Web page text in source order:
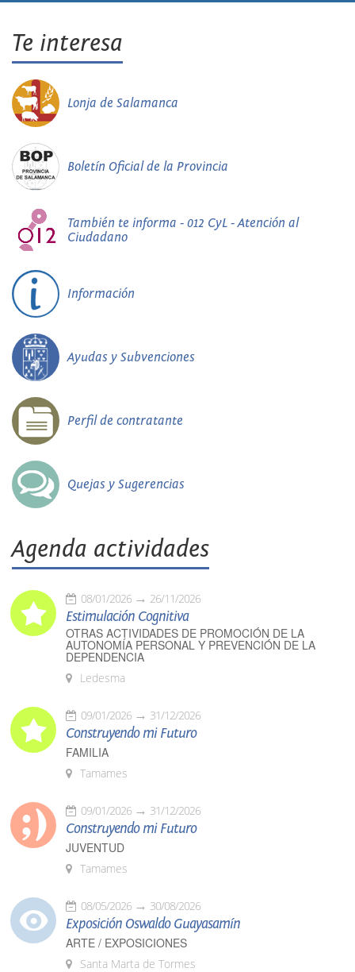
Te interesa
Lonja de Salamanca
Boletín Oficial de la Provincia
También te informa - 012 CyL - Atención al
Ciudadano
Información
Ayudas y Subvenciones
Perfil de contratante
Quejas y Sugerencias
Agenda actividades
08/01/2026 26/11/2026
Estimulación Cognitiva
OTRAS ACTIVIDADES DE PROMOCIÓN DE LA
AUTONOMÍA PERSONAL Y PREVENCIÓN DE LA
DEPENDENCIA
Ledesma
09/01/2026 31/12/2026
Construyendo mi Futuro
FAMILIA
Tamames
09/01/2026 31/12/2026
Construyendo mi Futuro
JUVENTUD
Tamames
08/05/2026 30/08/2026
Exposición Oswaldo Guayasamín
ARTE / EXPOSICIONES
Santa Marta de Tormes